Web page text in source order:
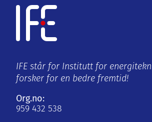
IFE står for Institutt for
forsker for en bedre fremtid!
Org.no:
959 432 538